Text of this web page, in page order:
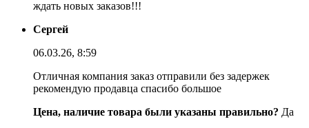
ждать новых заказов!!!
Сергей
06.03.26, 8:59
Отличная компания заказ отправили без задержек
рекомендую продавца спасибо большое
Цена, наличие товара были указаны правильно? Да